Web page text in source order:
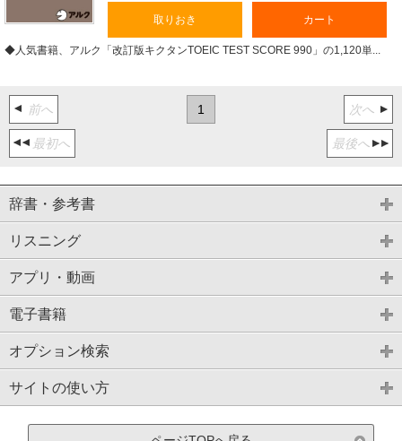
取りおき カート
◆人気書籍、アルク「改訂版キクタンTOEIC TEST SCORE 990」の1,120単...
最初へ
前へ 1 次へ
最後へ
辞書・参考書
リスニング
アプリ・動画
電子書籍
オプション検索
サイトの使い方